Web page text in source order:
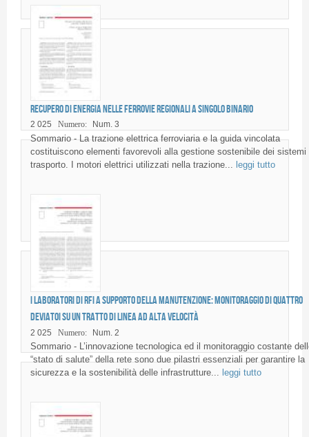
Recupero di energia nelle ferrovie regionali a singolo binario
2 025 Numero: Num. 3
Sommario - La trazione elettrica ferroviaria e la guida vincolata
costituiscono elementi favorevoli alla gestione sostenibile dei sistemi
trasporto. I motori elettrici utilizzati nella trazione... leggi tutto
I Laboratori di RFI a supporto della manutenzione: monitoraggio di quattro
deviatoi su un tratto di linea ad alta velocità
2 025 Numero: Num. 2
Sommario - L’innovazione tecnologica ed il monitoraggio costante
“stato di salute” della rete sono due pilastri essenziali per garantire la
sicurezza e la sostenibilità delle infrastrutture... leggi tutto